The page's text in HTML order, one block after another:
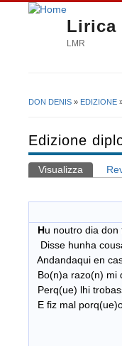
Lirica
LMR
DON DENIS » EDIZIONE
Edizione
Schede
Visualizza
Hu noutro dia don
Disse hunha
Andandaqui en
Bo(n)a razo(n) mi
Perq(ue) lhi
E fiz mal